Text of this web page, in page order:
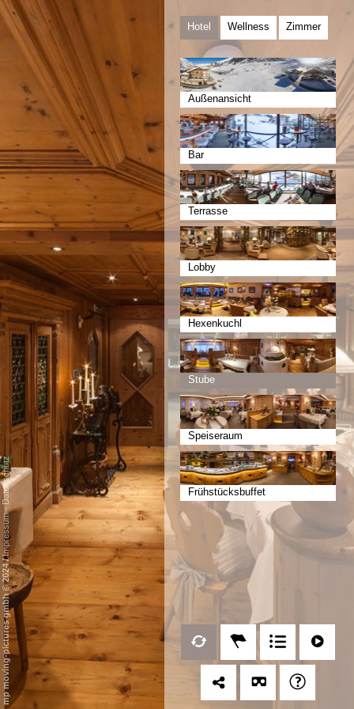
Hotel Wellness Zimmer
Außenansicht
Bar
Terrasse
Lobby
Hexenkuchl
Stube
Speiseraum
Frühstücksbuffet
mp moving-pictures gmbh © 2024
/
Impressum
-
Datenschutz